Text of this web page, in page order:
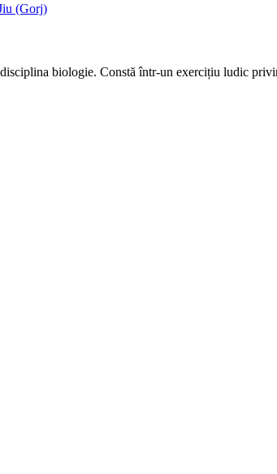
(Gorj)
biologie. Constă într-un exercițiu ludic